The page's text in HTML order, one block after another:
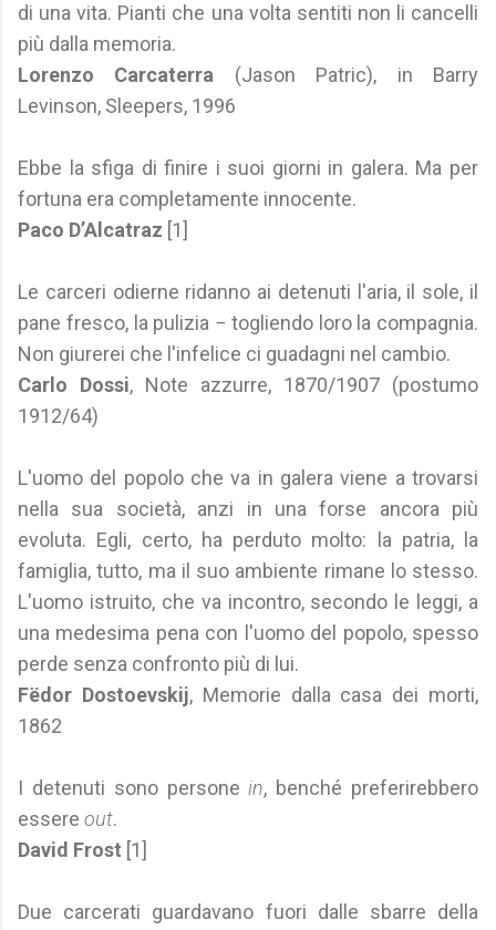
di una vita. Pianti che una volta sentiti non li cancelli
più dalla memoria.
Lorenzo Carcaterra (Jason Patric), in Barry
Levinson, Sleepers, 1996
Ebbe la sfiga di finire i suoi giorni in galera. Ma per
fortuna era completamente innocente.
Paco D’Alcatraz [1]
Le carceri odierne ridanno ai detenuti l'aria, il sole, il
pane fresco, la pulizia − togliendo loro la compagnia.
Non giurerei che l'infelice ci guadagni nel cambio.
Carlo Dossi, Note azzurre, 1870/1907 (postumo
1912/64)
L'uomo del popolo che va in galera viene a trovarsi
nella sua società, anzi in una forse ancora più
evoluta. Egli, certo, ha perduto molto: la patria, la
famiglia, tutto, ma il suo ambiente rimane lo stesso.
L'uomo istruito, che va incontro, secondo le leggi, a
una medesima pena con l'uomo del popolo, spesso
perde senza confronto più di lui.
Fëdor Dostoevskij, Memorie dalla casa dei morti,
1862
I detenuti sono personein, benché preferirebbero
essere out.
David Frost [1]
Due carcerati guardavano fuori dalle sbarre della